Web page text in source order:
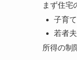
まず住宅
子育
若者
所得の制